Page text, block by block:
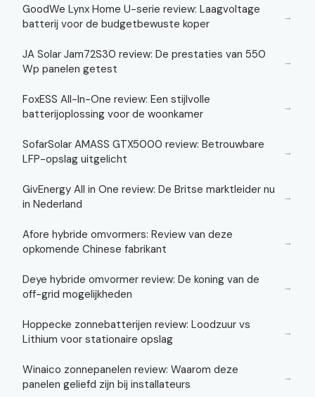
GoodWe Lynx Home U-serie review: Laagvoltage
batterij voor de budgetbewuste koper
→
JA Solar Jam72S30 review: De prestaties van 550
Wp panelen getest
→
FoxESS All-In-One review: Een stijlvolle
batterijoplossing voor de woonkamer
→
SofarSolar AMASS GTX5000 review: Betrouwbare
LFP-opslag uitgelicht
→
GivEnergy All in One review: De Britse marktleider nu
in Nederland
→
Afore hybride omvormers: Review van deze
opkomende Chinese fabrikant
→
Deye hybride omvormer review: De koning van de
off-grid mogelijkheden
→
Hoppecke zonnebatterijen review: Loodzuur vs
Lithium voor stationaire opslag
→
Winaico zonnepanelen review: Waarom deze
panelen geliefd zijn bij installateurs
→